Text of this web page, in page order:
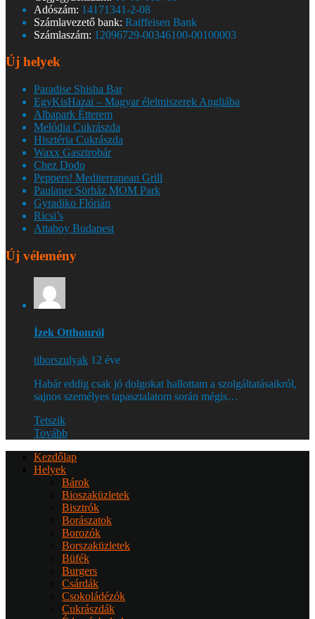
Adószám: 14171341-2-08
Számlavezető bank: Raiffeisen Bank
Számlaszám: 12096729-00346100-00100003
Új helyek
Paradise Shisha Bar
EgyKisHazai – Magyar élelmiszerek Angliába
Albapark Étterem
Melódia Cukrászda
Hisztéria Cukrászda
Waxx Gasztrobár
Chez Dodo
Peppers! Mediterranean Grill
Paulaner Sörház MOM Park
Gyradiko Flórián
Ricsi’s
Attaboy Budapest
Új vélemény
Ízek Otthonról
tiborszulyak 12 éve
Habár eddig csak jó dolgokat hallottam a szolgáltatásaikról,
sajnos személyes tapasztalatom során mégis…
Tetszik
Tovább
Kezdőlap
Helyek
Bárok
Bioszaküzletek
Bisztrók
Borászatok
Borozók
Borszaküzletek
Büfék
Burgers
Csárdák
Csokoládézók
Cukrászdák